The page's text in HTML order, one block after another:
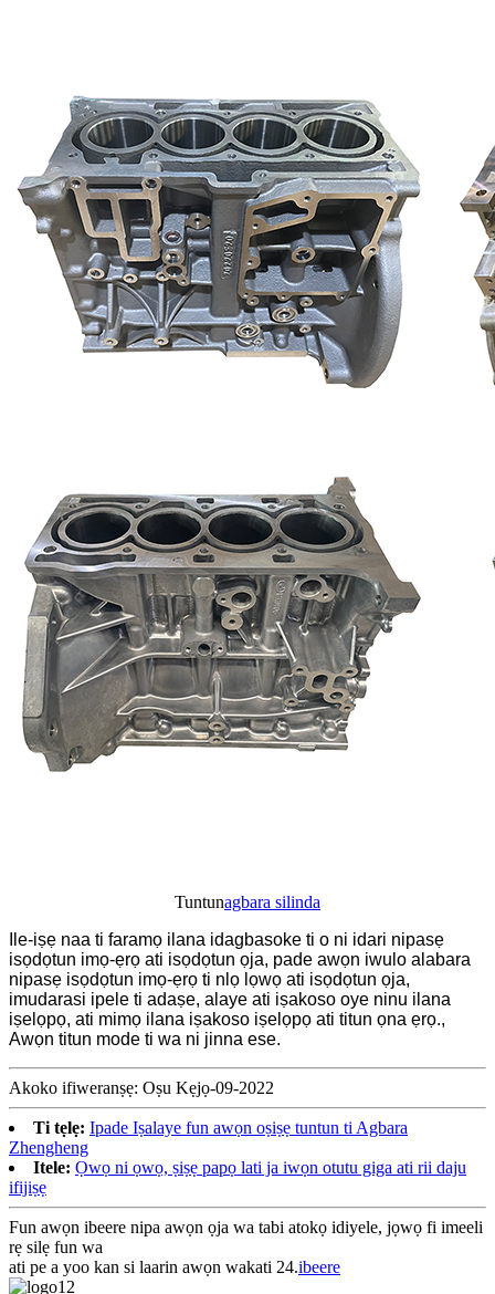
Tuntunagbara silinda
Ile-iṣẹ naa ti faramọ ilana idagbasoke ti o ni idari nipasẹ
isọdọtun imọ-ẹrọ ati isọdọtun ọja, pade awọn iwulo alabara
nipasẹ isọdọtun imọ-ẹrọ ti nlọ lọwọ ati isọdọtun ọja,
imudarasi ipele ti adaṣe, alaye ati iṣakoso oye ninu ilana
iṣelọpọ, ati mimọ ilana iṣakoso iṣelọpọ ati titun ọna ẹrọ.,
Awọn titun mode ti wa ni jinna ese.
Akoko ifiweranṣẹ: Oṣu Kẹjọ-09-2022
Ti tẹlẹ: Ipade Iṣalaye fun awọn oṣiṣẹ tuntun ti Agbara
Zhengheng
Itele: Ọwọ ni ọwọ, ṣiṣẹ papọ lati ja iwọn otutu giga ati rii daju
ifijiṣẹ
Fun awọn ibeere nipa awọn ọja wa tabi atokọ idiyele, jọwọ fi imeeli
rẹ silẹ fun wa
ati pe a yoo kan si laarin awọn wakati 24.ibeere